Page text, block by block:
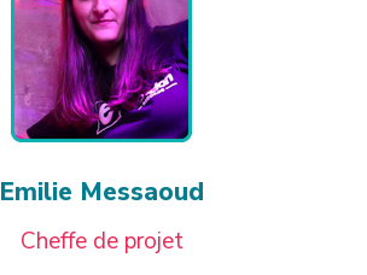
Emilie Messaoud
Cheffe de projet